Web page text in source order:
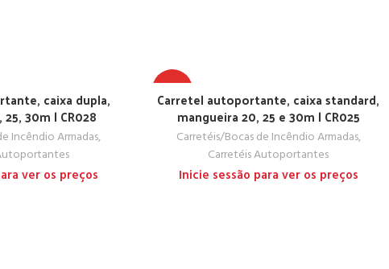
caixa dupla,
30m | CR028
Incêndio Armadas,
ver os preços
TOP
Carretel autoportante, caixa standard,
mangueira 20, 25 e 30m | CR025
Carretéis/Bocas de Incêndio Armadas,
Carretéis Autoportantes
Inicie sessão para ver os preços